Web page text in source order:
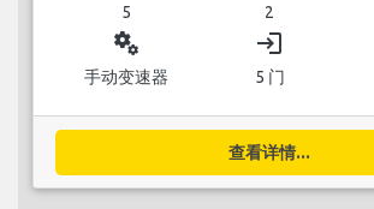
5 2
miscellaneous_services
手动变速器
login
5 门
查看详情...